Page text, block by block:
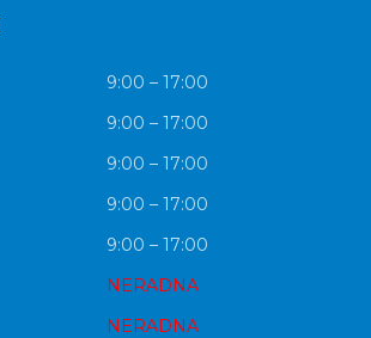
9:00 – 17:00
9:00 – 17:00
9:00 – 17:00
9:00 – 17:00
9:00 – 17:00
NERADNA
NERADNA